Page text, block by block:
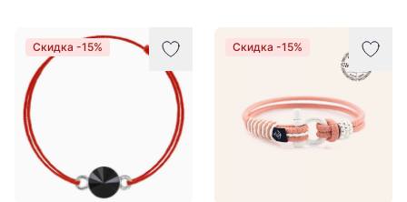
Скидка -15% Скидка -15%